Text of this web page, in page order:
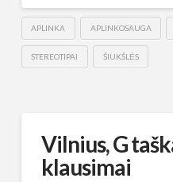
APLINKA APLINKOSAUGA
STEREOTIPAI ŠIUKŠLĖS
Vilnius, G
klausimai